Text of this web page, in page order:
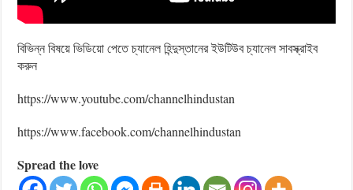
বিভিন্ন বিষয়ে ভিডিয়ো পেতে চ্যানেল হিন্দুস্তানের ইউটিউব চ্যানেল সাবস্ক্রাইব
করুন
https://www.youtube.com/channelhindustan
https://www.facebook.com/channelhindustan
Spread the love